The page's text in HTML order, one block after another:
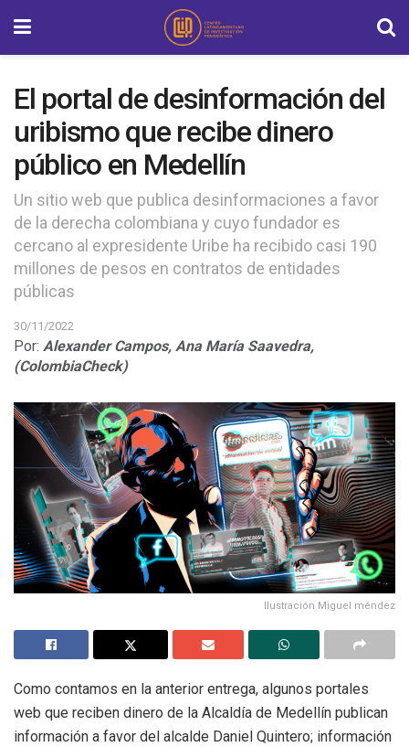
El portal de desinformación del
uribismo que recibe dinero
público en Medellín
Un sitio web que publica desinformaciones a favor
de la derecha colombiana y cuyo fundador es
cercano al expresidente Uribe ha recibido casi 190
millones de pesos en contratos de entidades
públicas
30/11/2022
Por: Alexander Campos, Ana María Saavedra,
(ColombiaCheck)
Ilustración Miguel méndez
Como contamos en la anterior entrega, algunos portales
web que reciben dinero de la Alcaldía de Medellín publican
información a favor del alcalde Daniel Quintero; información